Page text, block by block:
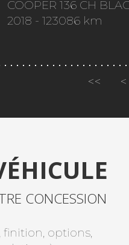
COOPER 136 CH
2018 - 123086 km
<< <
CONCESSION
options,